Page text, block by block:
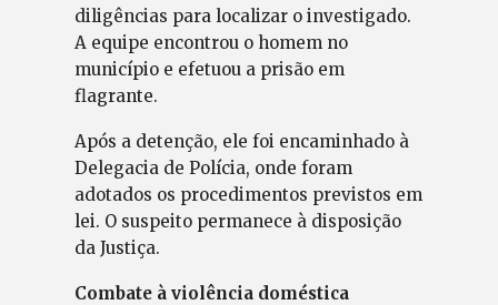
diligências para localizar o investigado.
A equipe encontrou o homem no
município e efetuou a prisão em
flagrante.
Após a detenção, ele foi encaminhado à
Delegacia de Polícia, onde foram
adotados os procedimentos previstos em
lei. O suspeito permanece à disposição
da Justiça.
Combate à violência doméstica